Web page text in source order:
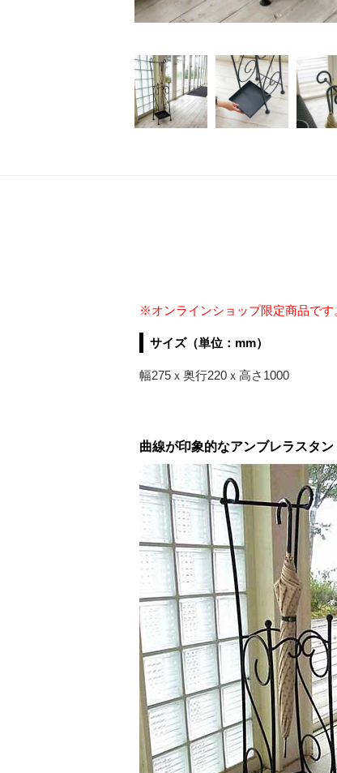
※オンラインショップ限定商品です
サイズ（単位：mm）
幅275ｘ奥行220ｘ高さ1000
曲線が印象的なアンブレラスタン